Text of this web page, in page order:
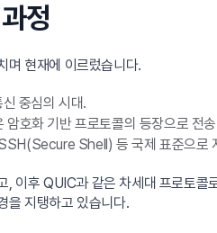
정
며 현재에 이르렀습니다.
중심의 시대.
화 기반 프로토콜의 등장으로 전송
Shell) 등 국제 표준으로 자
이후 QUIC과 같은 차세대 프로토콜
을 지탱하고 있습니다.